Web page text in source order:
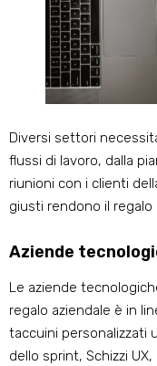
Diversi settori
flussi di lavoro, dalla
riunioni con i clienti
giusti rendono il regalo
Aziende
Le aziende
regalo aziendale è in
taccuini personalizzati
dello sprint, Schizzi